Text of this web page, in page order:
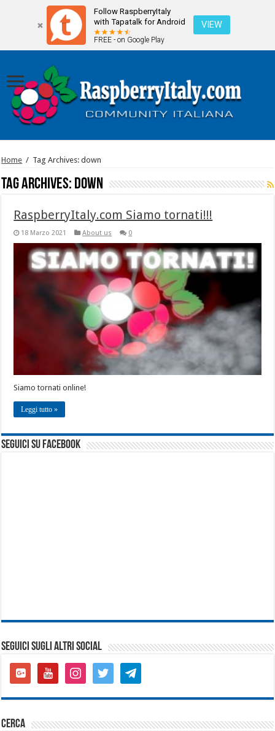
Follow RaspberryItaly
with Tapatalk for Android
FREE - on Google Play
VIEW
Home / Tag Archives: down
Tag Archives: down
RaspberryItaly.com Siamo tornati!!!
18 Marzo 2021 About us 0
Siamo tornati online!
Leggi tutto »
seguici su facebook
SEGUICI SUGLI ALTRI SOCIAL
google-
plus-
youtubeinstagramtwitter telegram
cerca